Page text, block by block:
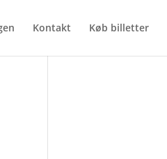
Kontakt Køb billetter